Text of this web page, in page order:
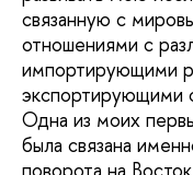
связанную с
отношениями с
импортирующими
экспортирующими
Одна из моих
была связана